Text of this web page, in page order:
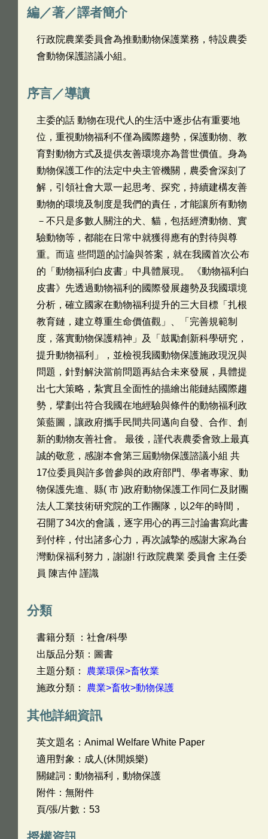
編／著／譯者簡介
行政院農業委員會為推動動物保護業務，特設農委
會動物保護諮議小組。
序言／導讀
主委的話 動物在現代人的生活中逐步佔有重要地
位，重視動物福利不僅為國際趨勢，保護動物、教
育對動物方式及提供友善環境亦為普世價值。身為
動物保護工作的法定中央主管機關，農委會深刻了
解，引領社會大眾一起思考、探究，持續建構友善
動物的環境及制度是我們的責任，才能讓所有動物
－不只是多數人關注的犬、貓，包括經濟動物、實
驗動物等，都能在日常中就獲得應有的對待與尊
重。而這 些問題的討論與答案，就在我國首次公布
的「動物福利白皮書」中具體展現。 《動物福利白
皮書》先透過動物福利的國際發展趨勢及我國環境
分析，確立國家在動物福利提升的三大目標「扎根
教育鏈，建立尊重生命價值觀」、「完善規範制
度，落實動物保護精神」及「鼓勵創新科學研究，
提升動物福利」，並檢視我國動物保護施政現況與
問題，針對解決當前問題再結合未來發展，具體提
出七大策略，紮實且全面性的描繪出能鏈結國際趨
勢，擘劃出符合我國在地經驗與條件的動物福利政
策藍圖，讓政府攜手民間共同邁向自發、合作、創
新的動物友善社會。 最後，謹代表農委會致上最真
誠的敬意，感謝本會第三屆動物保護諮議小組 共
17位委員與許多曾參與的政府部門、學者專家、動
物保護先進、縣( 市 )政府動物保護工作同仁及財團
法人工業技術研究院的工作團隊，以2年的時間，
召開了34次的會議，逐字用心的再三討論書寫此書
到付梓，付出諸多心力，再次誠摯的感謝大家為台
灣動保福利努力，謝謝! 行政院農業 委員會 主任委
員 陳吉仲 謹識
分類
書籍分類 ：社會/科學
出版品分類：圖書
主題分類： 農業環保>畜牧業
施政分類： 農業>畜牧>動物保護
其他詳細資訊
英文題名： Animal Welfare White Paper
適用對象：成人(休閒娛樂)
關鍵詞：動物福利，動物保護
附件：無附件
頁/張/片數：53